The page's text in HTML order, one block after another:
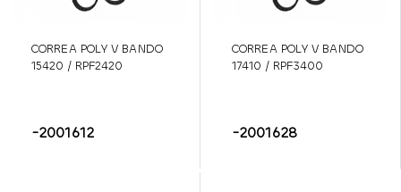
CORREA POLY V BANDO
15420 / RPF2420
-2001612
CORREA POLY V BANDO
17410 / RPF3400
-2001628